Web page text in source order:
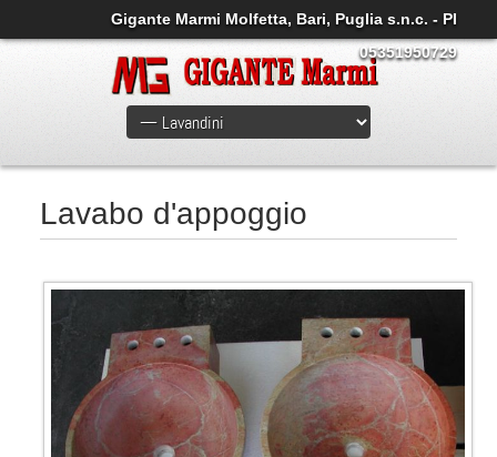
Gigante Marmi Molfetta, Bari, Puglia s.n.c. - PI
05351950729
Lavabo d'appoggio